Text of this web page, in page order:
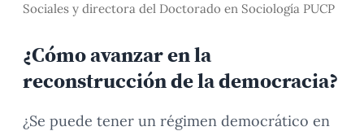
Sociales y directora del Doctorado en Sociología PUCP
¿Cómo avanzar en la
reconstrucción de la democracia?
¿Se puede tener un régimen democrático en